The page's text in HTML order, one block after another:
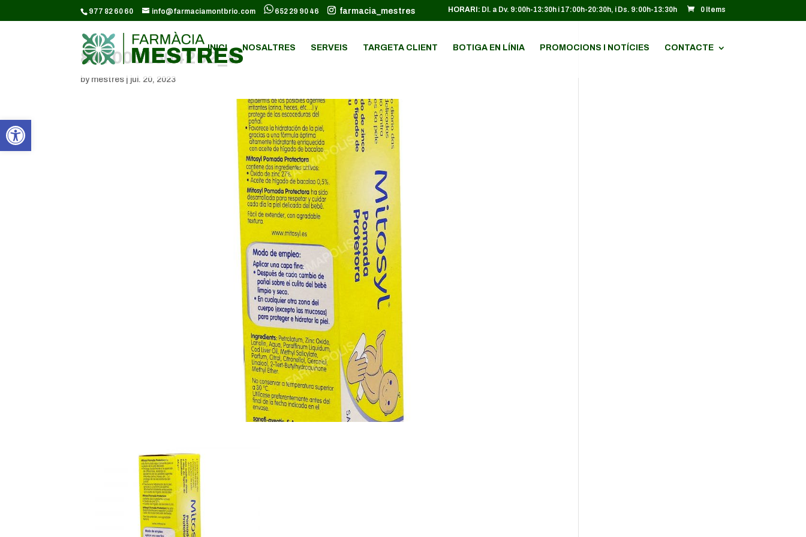
Obre la barra d'eines
CODI GOOGLE ANALYTICS:
977 82 60 60 info@farmaciamontbrio.com 652 29 90 46 farmacia_mestres HORARI: Dl. a Dv. 9:00h-13:30h i 17:00h-20:30h, i Ds. 9:00h-13:30h 0 Items
INICI NOSALTRES SERVEIS TARGETA CLIENT BOTIGA EN LÍNIA PROMOCIONS I NOTÍCIES CONTACTE
8470001604262_5
by mestres | jul. 20, 2023